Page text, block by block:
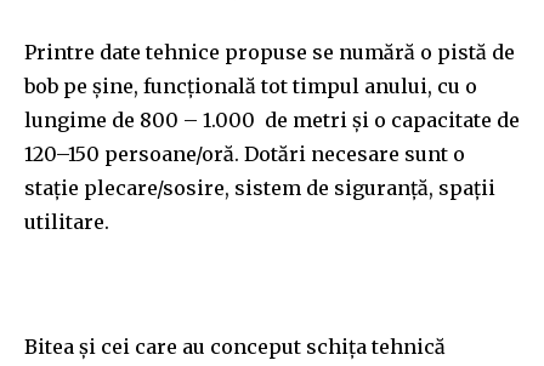
Printre date tehnice propuse se numără o pistă de
bob pe șine, funcțională tot timpul anului, cu o
lungime de 800 – 1.000 de metri și o capacitate de
120–150 persoane/oră. Dotări necesare sunt o
stație plecare/sosire, sistem de siguranță, spații
utilitare.
Bitea și cei care au conceput schița tehnică